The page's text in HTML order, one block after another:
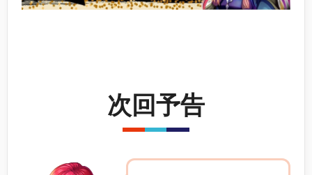
次回予告